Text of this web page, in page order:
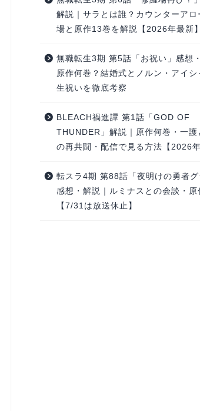
解説｜サラとは誰？カウンターアロ
場と原作13巻を解説【2026年最新】
無職転生3期 第5話「お祝い」感想
原作何巻？結婚式とノルン・アイシ
生祝いを徹底考察
BLEACH禍進譚 第1話「GOD OF
THUNDER」解説｜原作何巻・一護
の再共闘・配信で見る方法【2026年
転スラ4期 第88話「夜明けの勇者グ
感想・解説｜ルミナスとの会談・原
【7/31は放送休止】